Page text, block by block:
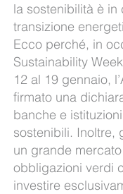
la sostenibilità è in
transizione
Ecco perché, in
Sustainability
12 al 19 gennaio,
firmato una
banche e
sostenibili. Inoltre,
un grande
obbligazioni verdi
investire